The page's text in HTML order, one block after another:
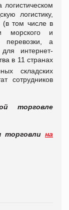
логистику,
(в том числе в
морского и
перевозки, а
интернет-
в 11 странах
складских
сотрудников
торговле
торговли на